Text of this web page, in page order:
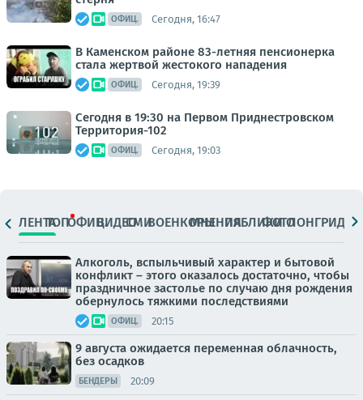
ОФИЦ. Сегодня, 16:47
В Каменском районе 83-летняя пенсионерка
стала жертвой жестокого нападения
ОФИЦ. Сегодня, 19:39
Сегодня в 19:30 на Первом Приднестровском
Территория-102
ОФИЦ. Сегодня, 19:03
ЛЕНТАТОПОФИЦ.ВИДЕОСМИВОЕНКОРЫМНЕНИЯПАБЛИКИ
ФОТОЛОНГРИДЫ
Алкоголь, вспыльчивый характер и бытовой
конфликт – этого оказалось достаточно, чтобы
праздничное застолье по случаю дня рождения
обернулось тяжкими последствиями
ОФИЦ. 20:15
9 августа ожидается переменная облачность,
без осадков
БЕНДЕРЫ 20:09